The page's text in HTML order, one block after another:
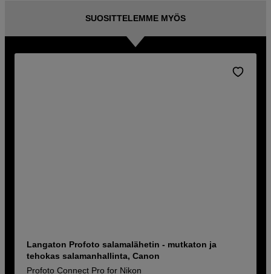
SUOSITTELEMME MYÖS
Langaton Profoto salamalähetin - mutkaton ja
tehokas salamanhallinta, Canon
Profoto Connect Pro for Nikon